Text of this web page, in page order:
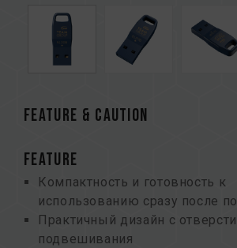
FEATURE & CAUTION
FEATURE
Компактность и готовность к
использованию сразу после
Практичный дизайн с
подвешивания